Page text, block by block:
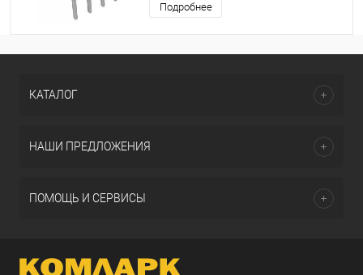
Подробнее
КАТАЛОГ
НАШИ ПРЕДЛОЖЕНИЯ
ПОМОЩЬ И СЕРВИСЫ